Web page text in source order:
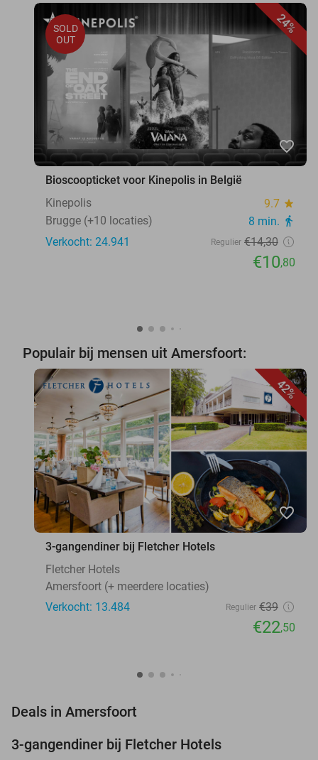
24%
SOLD
OUT
favorite_border
Bioscoopticket voor Kinepolis in België
Kinepolis
9.7 star
Brugge (+10 locaties) 8 min. directions_walk
Verkocht: 24.941 Regulier €14,30
€10,80
Populair bij mensen uit Amersfoort:
42%
favorite_border
3-gangendiner bij Fletcher Hotels
Fletcher Hotels
Amersfoort (+ meerdere locaties)
Verkocht: 13.484
Regulier €39
€22,50
Deals in Amersfoort
3-gangendiner bij Fletcher Hotels